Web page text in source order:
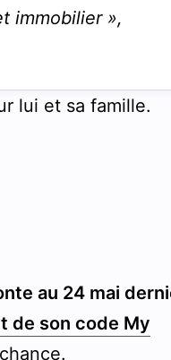
immobilier »,
lui et sa famille.
au 24 mai
de son code My